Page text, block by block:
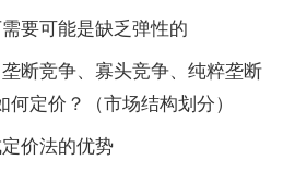
可能是缺乏弹性的
竞争、寡头竞争、纯粹垄断
定价？（市场结构划分）
价法的优势